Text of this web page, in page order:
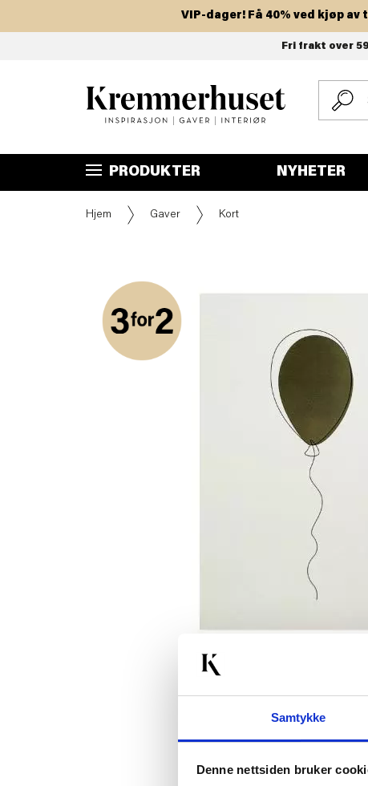
Samtykke
Denne nettsiden bruker
Hopp
VIP-dager! Få 40% ved kjøp av
Fri frakt over
PRODUKTER NYHETER
Hjem Gaver Kort